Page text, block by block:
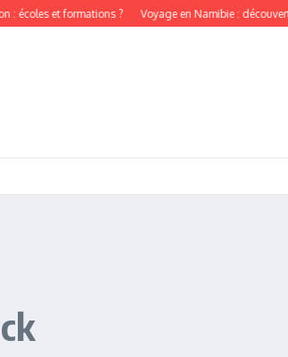
et formations ? Voyage en Namibie : découverte